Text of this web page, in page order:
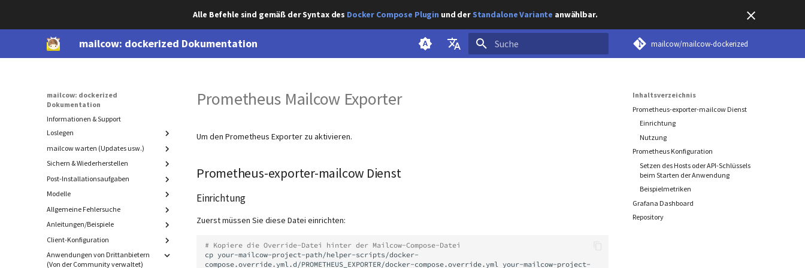
Alle Befehle sind gemäß der Syntax des Docker Compose Plugin und derStandalone Variante anwählbar.
mailcow: dockerized Dokumentation mailcow/mailcow-dockerized
mailcow: dockerized
Dokumentation
Informationen & Support
Loslegen
Systemvoraussetzungen
DNS Einstellungen
mailcow Installieren
mailcow warten (Updates usw.)
Update
Migration
Deinstallation
Sichern & Wiederherstellen
Sicherung und Wiederherstellung
Exportieren
Manuelle Sicherung
Mail-Verzeichnis
MySQL (mysqldump)
Interne mailcow Sicherungen
Versehentlich gelöschte Daten
wiederherstellen
Post-Installationsaufgaben
Erweitertes SSL
SSL mit DNS-Challenge
Authorisieren der Watchdog und
Bounce Mails
IPv6 deaktivieren
DMARC Reporting
Modelle
ACL
Passwort-Hashing
Sender- und Empfängermodell
Allgemeine Fehlersuche
Einführung
Admin-Anmeldung bei SOGo
Fortgeschritten: Memory-Leaks in
Rspamd finden
Anleitungen/Beispiele
mailcow UI
Blacklist / Whitelist
Postfix
Client-Konfiguration
Übersicht
Anwendungen von Drittanbietern
(Von der Community verwaltet)
Inhaltsverzeichnis
Prometheus-exporter-mailcow Dienst
Einrichtung
Nutzung
Prometheus Konfiguration
Setzen des Hosts oder API-Schlüssels
beim Starten der Anwendung
Beispielmetriken
Grafana Dashboard
Repository
Prometheus Mailcow Exporter
Um den Prometheus Exporter zu aktivieren.
Prometheus-exporter-mailcow Dienst
Einrichtung
Zuerst müssen Sie diese Datei einrichten:
# Kopiere die Override-Datei hinter der Mailcow-Compose-Datei
cp your-mailcow-project-path/helper-scripts/docker-
compose.override.yml.d/PROMETHEUS_EXPORTER/docker-compose.override.yml your-mailcow-project-